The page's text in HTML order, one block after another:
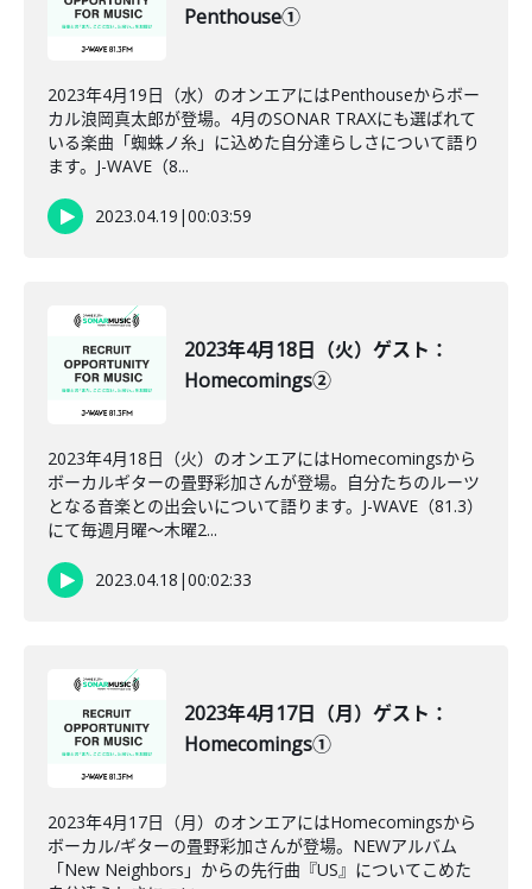
Penthouse①
2023年4月19日（水）のオンエアにはPenthouseからボー
カル浪岡真太郎が登場。4月のSONAR TRAXにも選ばれて
いる楽曲「蜘蛛ノ糸」に込めた自分達らしさについて語り
ます。J-WAVE（8...
2023.04.19 |00:03:59
2023年4月18日（火）ゲスト：
Homecomings②
2023年4月18日（火）のオンエアにはHomecomingsから
ボーカルギターの畳野彩加さんが登場。自分たちのルーツ
となる音楽との出会いについて語ります。J-WAVE（81.3）
にて毎週月曜～木曜2...
2023.04.18 |00:02:33
2023年4月17日（月）ゲスト：
Homecomings①
2023年4月17日（月）のオンエアにはHomecomingsから
ボーカル/ギターの畳野彩加さんが登場。NEWアルバム
「New Neighbors」からの先行曲『US』についてこめた